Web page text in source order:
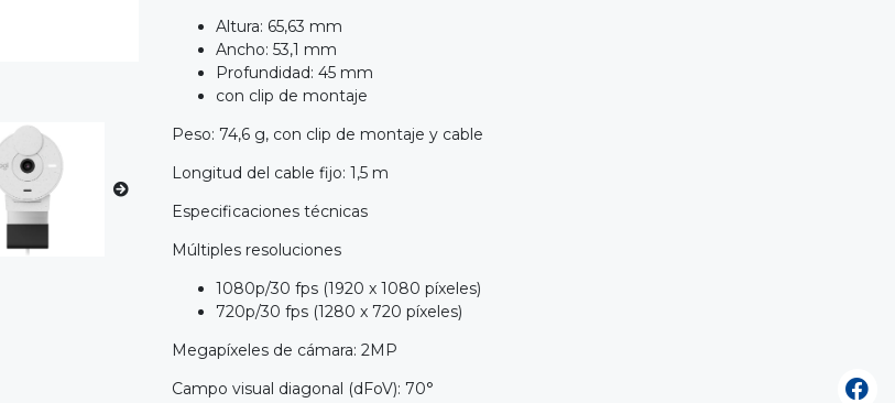
Altura: 65,63 mm
Ancho: 53,1 mm
Profundidad: 45 mm
con clip de montaje
Peso: 74,6 g, con clip de montaje y cable
Longitud del cable fijo: 1,5 m
Especificaciones técnicas
Múltiples resoluciones
1080p/30 fps (1920 x 1080 píxeles)
720p/30 fps (1280 x 720 píxeles)
Megapíxeles de cámara: 2MP
Campo visual diagonal (dFoV): 70°